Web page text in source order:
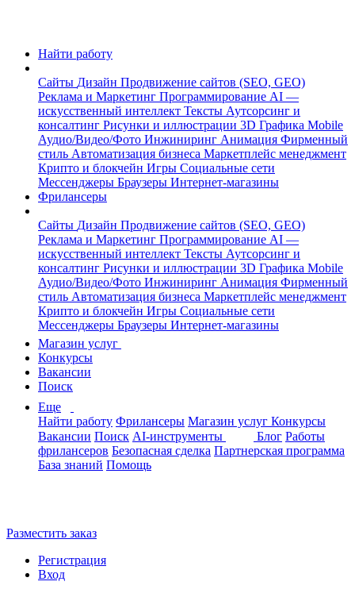
Найти работу
Сайты Дизайн Продвижение сайтов (SEO, GEO)
Реклама и Маркетинг Программирование AI —
искусственный интеллект Тексты Аутсорсинг и
консалтинг Рисунки и иллюстрации 3D Графика Mobile
Аудио/Видео/Фото Инжиниринг Анимация Фирменный
стиль Автоматизация бизнеса Маркетплейс менеджмент
Крипто и блокчейн Игры Социальные сети
Мессенджеры Браузеры Интернет-магазины
Фрилансеры
Сайты Дизайн Продвижение сайтов (SEO, GEO)
Реклама и Маркетинг Программирование AI —
искусственный интеллект Тексты Аутсорсинг и
консалтинг Рисунки и иллюстрации 3D Графика Mobile
Аудио/Видео/Фото Инжиниринг Анимация Фирменный
стиль Автоматизация бизнеса Маркетплейс менеджмент
Крипто и блокчейн Игры Социальные сети
Мессенджеры Браузеры Интернет-магазины
Магазин услуг
Конкурсы
Вакансии
Поиск
Еще
Найти работу Фрилансеры Магазин услуг Конкурсы
Вакансии Поиск AI-инструменты Блог Работы
фрилансеров Безопасная сделка Партнерская программа
База знаний Помощь
Разместить заказ
Регистрация
Вход